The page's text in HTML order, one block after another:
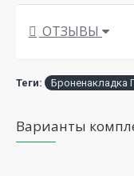
ОТЗЫВЫ
Теги: Броненакладка
Варианты